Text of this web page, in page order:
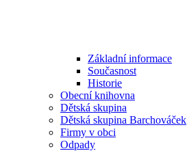
Základní informace
Současnost
Historie
Obecní knihovna
Dětská skupina
Dětská skupina Barchováček
Firmy v obci
Odpady